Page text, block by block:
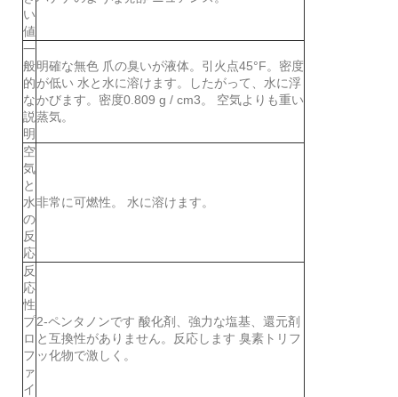
い
値
一
般
的
な
説
明
明確な無色 爪の臭いが液体。引火点45°F。密度
が低い 水と水に溶けます。したがって、水に浮
かびます。密度0.809 g / cm3。 空気よりも重い
蒸気。
空
気
と
水
の
反
応
非常に可燃性。 水に溶けます。
反
応
性
プ
ロ
フ
ァ
イ
2-ペンタノンです 酸化剤、強力な塩基、還元剤
と互換性がありません。反応します 臭素トリフ
ッ化物で激しく。